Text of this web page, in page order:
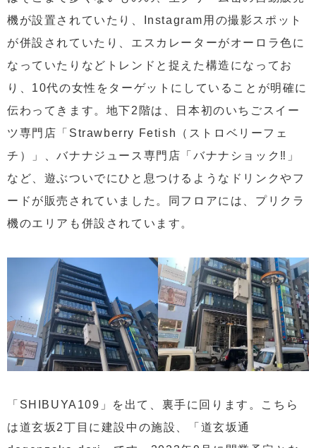
機が設置されていたり、Instagram用の撮影スポット
が併設されていたり、エスカレーターがオーロラ色に
なっていたりなどトレンドと捉えた構造になってお
り、10代の女性をターゲットにしていることが明確に
伝わってきます。地下2階は、日本初のいちごスイー
ツ専門店「Strawberry Fetish（ストロベリーフェ
チ）」、バナナジュース専門店「バナナショック‼︎」
など、遊ぶついでにひと息つけるようなドリンクやフ
ードが販売されていました。同フロアには、プリクラ
機のエリアも併設されています。
「SHIBUYA109」を出て、裏手に回ります。こちら
は道玄坂2丁目に建設中の施設、「道玄坂通